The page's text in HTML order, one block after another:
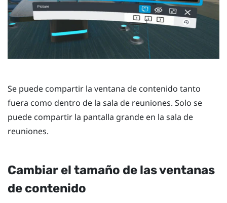
Se puede compartir la ventana de contenido tanto
fuera como dentro de la sala de reuniones. Solo se
puede compartir la pantalla grande en la sala de
reuniones.
Cambiar el tamaño de las ventanas
de contenido